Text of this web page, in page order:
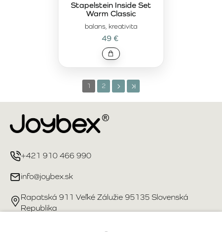
balans, kreativita
Stapelstein Inside Set
Warm Classic
49 €
1 2
+421 910 466 990
info@joybex.sk
Rapatská 911 Veľké Zálužie 95135 Slovenská
Republika